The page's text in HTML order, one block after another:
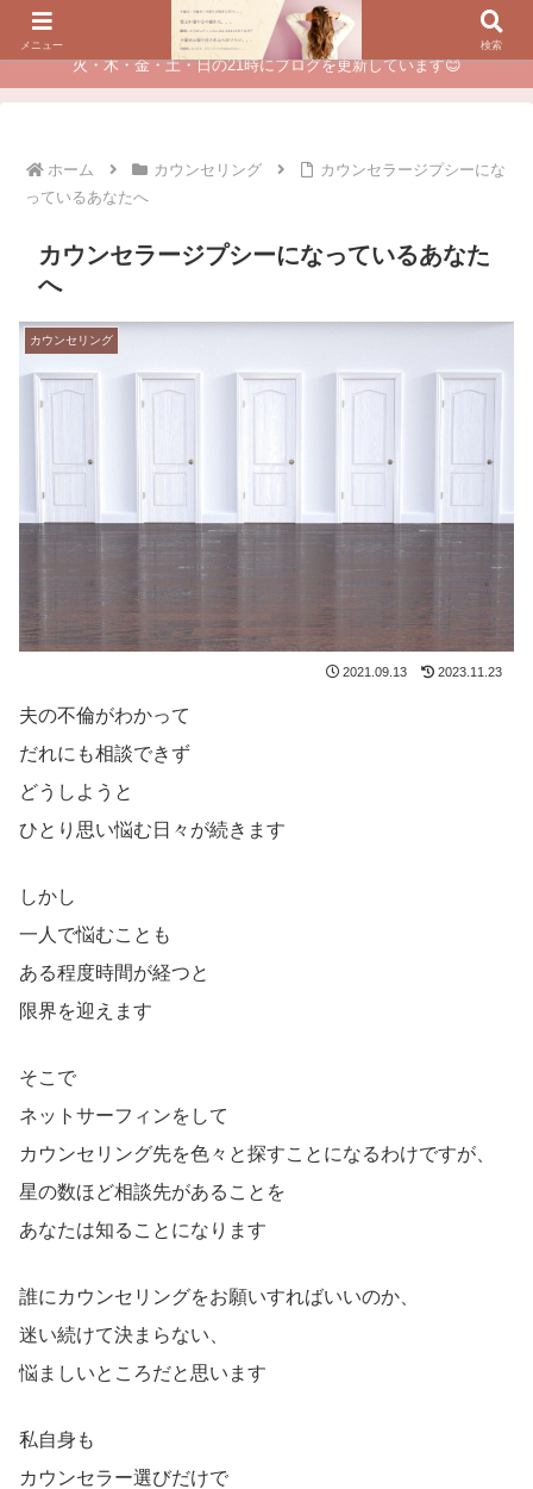
夫に不倫されたつらい経験が、あなたのチャンスに変わるカウンセリング
火・木・金・土・日の21時にブログを更新しています😊
ホーム カウンセリング
カウンセラージプシーにな
っているあなたへ
カウンセラージプシーになっているあなた
へ
カウンセリング
2021.09.13 2023.11.23
夫の不倫がわかって
だれにも相談できず
どうしようと
ひとり思い悩む日々が続きます
しかし
一人で悩むことも
ある程度時間が経つと
限界を迎えます
そこで
ネットサーフィンをして
カウンセリング先を色々と探すことになるわけですが、
星の数ほど相談先があることを
あなたは知ることになります
誰にカウンセリングをお願いすればいいのか、
迷い続けて決まらない、
悩ましいところだと思います
私自身も
カウンセラー選びだけで
メニュー 検索